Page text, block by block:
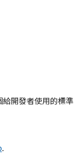
開發者使用的標準
.